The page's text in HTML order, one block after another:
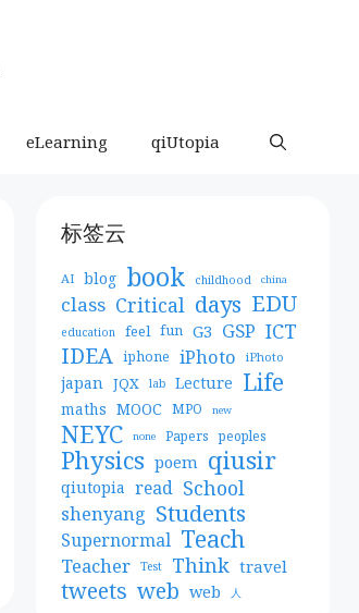
eLearning qiUtopia
标签云
AI blog book childhood china
class Critical days EDU
education feel fun G3 GSP ICT
IDEA iphone iPhoto iPhoto
japan JQX lab Lecture Life
maths MOOC MPO new
NEYC none Papers peoples
Physics poem qiusir
qiutopia read School
shenyang Students
Supernormal Teach
Teacher Test Think travel
tweets web web 人